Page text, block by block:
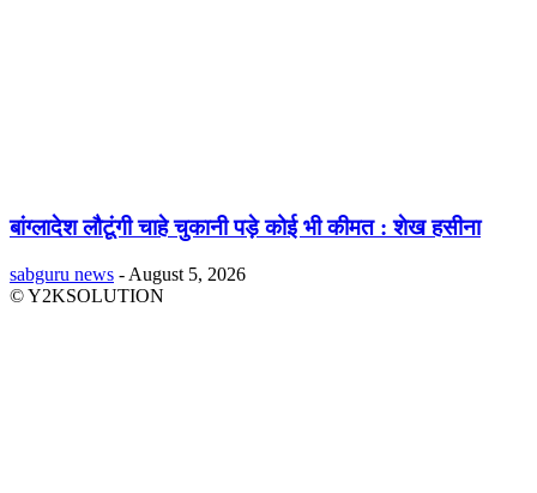
बांग्लादेश लौटूंगी चाहे चुकानी पड़े कोई भी कीमत : शेख हसीना
sabguru news - August 5, 2026
© Y2KSOLUTION